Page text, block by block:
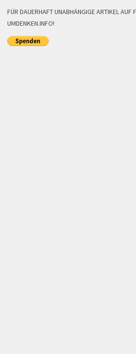
FÜR DAUERHAFT UNABHÄNGIGE ARTIKEL AUF
UMDENKEN.INFO!